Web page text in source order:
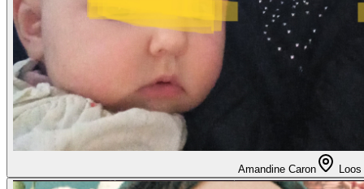
Amandine Caron Loos